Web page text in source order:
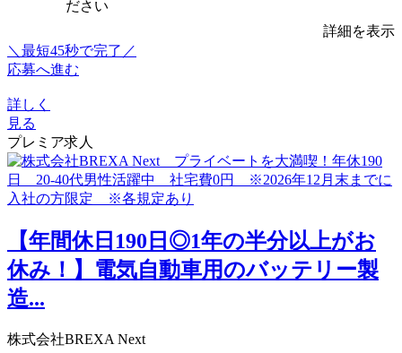
ださい
詳細を表示
＼最短45秒で完了／
応募へ進む
詳しく
見る
プレミア求人
【年間休日190日◎1年の半分以上がお
休み！】電気自動車用のバッテリー製
造...
株式会社BREXA Next